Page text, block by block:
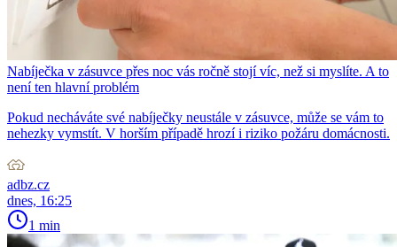
Nabíječka v zásuvce přes noc vás ročně stojí víc, než si myslíte. A to
není ten hlavní problém
Pokud necháváte své nabíječky neustále v zásuvce, může se vám to
nehezky vymstít. V horším případě hrozí i riziko požáru domácnosti.
adbz.cz
dnes, 16:25
1 min